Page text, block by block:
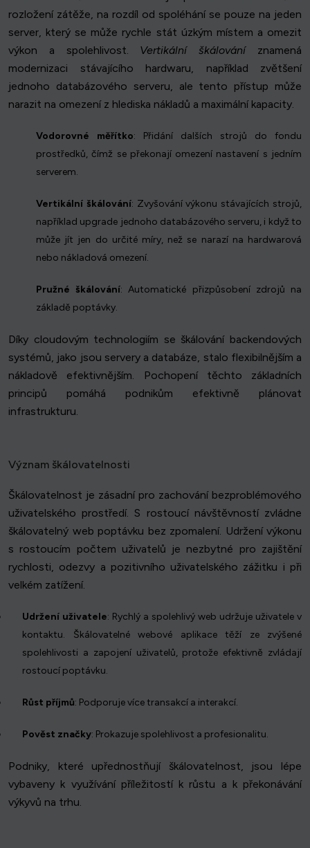
rozložení zátěže, na rozdíl od spoléhání se pouze na jeden
server, který se může rychle stát úzkým místem a omezit
výkon a spolehlivost. Vertikální škálováníznamená
modernizaci stávajícího hardwaru, například zvětšení
jednoho databázového serveru, ale tento přístup může
narazit na omezení z hlediska nákladů a maximální kapacity.
Vodorovné měřítko: Přidání dalších strojů do fondu
prostředků, čímž se překonají omezení nastavení s jedním
serverem.
Vertikální škálování: Zvyšování výkonu stávajících strojů,
například upgrade jednoho databázového serveru, i když to
může jít jen do určité míry, než se narazí na hardwarová
nebo nákladová omezení.
Pružné škálování: Automatické přizpůsobení zdrojů na
základě poptávky.
Díky cloudovým technologiím se škálování backendových
systémů, jako jsou servery a databáze, stalo flexibilnějším a
nákladově efektivnějším. Pochopení těchto základních
principů pomáhá podnikům efektivně plánovat
infrastrukturu.
Význam škálovatelnosti
Škálovatelnost je zásadní pro zachování bezproblémového
uživatelského prostředí. S rostoucí návštěvností zvládne
škálovatelný web poptávku bez zpomalení. Udržení výkonu
s rostoucím počtem uživatelů je nezbytné pro zajištění
rychlosti, odezvy a pozitivního uživatelského zážitku i při
velkém zatížení.
Udržení uživatele: Rychlý a spolehlivý web udržuje uživatele v
kontaktu. Škálovatelné webové aplikace těží ze zvýšené
spolehlivosti a zapojení uživatelů, protože efektivně zvládají
rostoucí poptávku.
Růst příjmů: Podporuje více transakcí a interakcí.
Pověst značky: Prokazuje spolehlivost a profesionalitu.
Podniky, které upřednostňují škálovatelnost, jsou lépe
vybaveny k využívání příležitostí k růstu a k překonávání
výkyvů na trhu.